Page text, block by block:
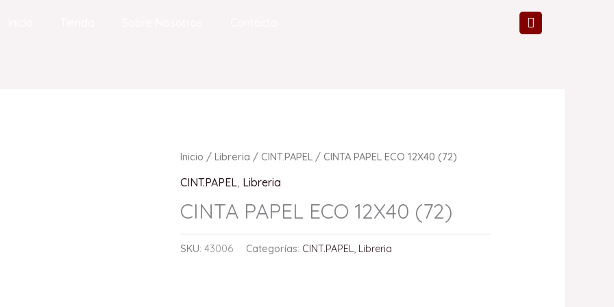
Inicio /Libreria / CINT.PAPEL / CINTA PAPEL ECO 12X40 (72)
CINT.PAPEL, Libreria
CINTA PAPEL ECO 12X40 (72)
SKU:43006 Categorías: CINT.PAPEL, Libreria